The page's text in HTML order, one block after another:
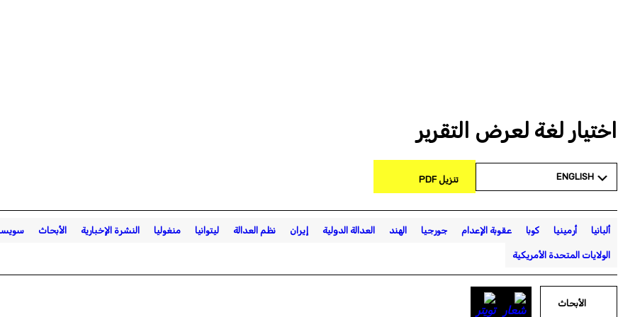
اختيار لغة لعرض التقرير
ENGLISH تنزيل PDF
ألبانيا أرمينيا كوبا عقوبة الإعدام جورجيا الهند العدالة الدولية إيران نظم العدالة ليتوانيا منغوليا النشرة الإخبارية الأبحاث
الولايات المتحدة الأمريكية
الأبحاث